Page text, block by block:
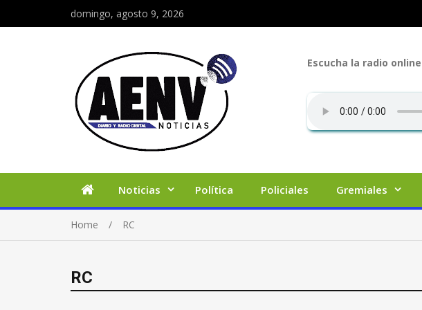
domingo, agosto 9, 2026
Escucha la radio online
Noticias Política Policiales Gremiales
Home RC
RC